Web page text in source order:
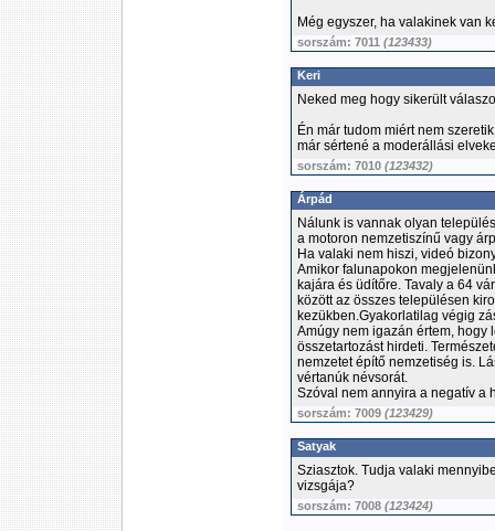
Még egyszer, ha valakinek van
sorszám: 7011 (123433)
Keri
Neked meg hogy sikerült
Én már tudom miért nem
már sértené a moderállási
sorszám: 7010 (123432)
Árpád
Nálunk is vannak olyan
a motoron nemzetiszínű vagy
Ha valaki nem hiszi, videó
Amikor falunapokon
kajára és üdítőre. Tavaly a 64
között az összes településen
kezükben.Gyakorlatilag végig
Amúgy nem igazán értem, hogy
összetartozást hirdeti.
nemzetet építő nemzetiség is.
vértanúk névsorát.
Szóval nem annyira a negatív a
sorszám: 7009 (123429)
Satyak
Sziasztok. Tudja valaki
vizsgája?
sorszám: 7008 (123424)